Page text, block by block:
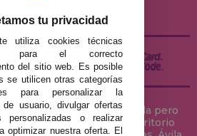
está ubicada en Sevilla pero
a cualquier ciudad del territorio
tu privacidad
utiliza cookies técnicas
para el correcto
del sitio web. Es posible
se utilicen otras categorías
para personalizar la
de usuario, divulgar ofertas
personalizadas o realizar
optimizar nuestra oferta. El